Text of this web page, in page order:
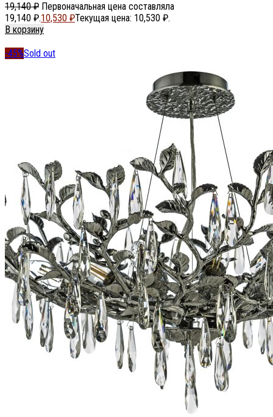
19,140₽ Первоначальная цена составляла
19,140 ₽.10,530 ₽Текущая цена: 10,530 ₽.
В корзину
-45%Sold out